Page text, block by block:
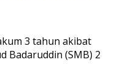
3 tahun akibat
Badaruddin (SMB) 2